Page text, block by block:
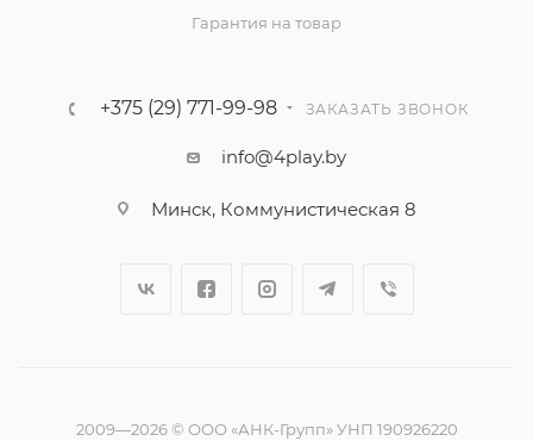
Гарантия на товар
+375 (29) 771-99-98 ЗАКАЗАТЬ ЗВОНОК
info@4play.by
Минск, Коммунистическая 8
2009—2026 © ООО «АНК-Групп» УНП 190926220